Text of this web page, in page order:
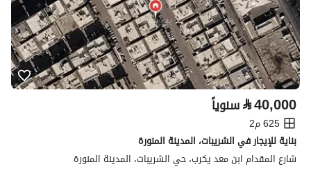
⃁40,000 سنوياً
625 م2
بناية للإيجار في الشريبات، المدينة المنورة
شارع المقدام ابن معد يكرب، حي الشريبات، المدينة المنورة